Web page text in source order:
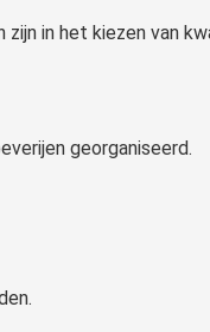
zijn in het kiezen van
georganiseerd.